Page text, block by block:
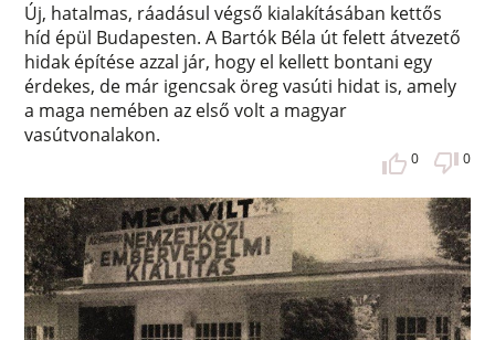
Új, hatalmas, ráadásul végső kialakításában kettős
híd épül Budapesten. A Bartók Béla út felett átvezető
hidak építése azzal jár, hogy el kellett bontani egy
érdekes, de már igencsak öreg vasúti hidat is, amely
a maga nemében az első volt a magyar
vasútvonalakon.
0 0